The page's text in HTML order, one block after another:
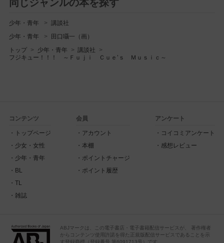
同じジャンルの本を探す
少年・青年 講談社
少年・青年 田口囁一（画）
トップ 少年・青年
講談社
フジキュー！！！ ～Ｆｕｊｉ Ｃｕｅ’ｓ Ｍｕｓｉｃ～
コンテンツ
トップページ
少女・女性
少年・青年
BL
TL
雑誌
会員
アカウント
本棚
ポイントチャージ
ポイント履歴
アンケート
コイコミアンケート
感想レビュー
ABJマークは、この電子書店・電子書籍配信サービスが、 著作権者
からコンテンツ使用許諾を得た正規版配信サービスであることを示
す登録商標（登録番号 第6091713号）です。